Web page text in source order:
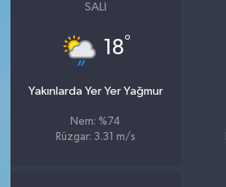
SALI
18°
Yakınlarda Yer Yer Yağmur
Nem: %74
Rüzgar: 3.31 m/s